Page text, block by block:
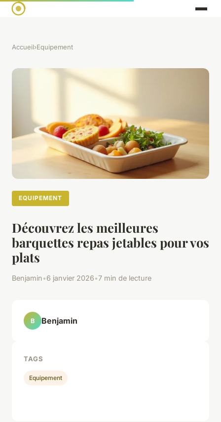
Accueil›Equipement
EQUIPEMENT
Découvrez les meilleures
barquettes repas jetables pour vos
plats
Benjamin•6 janvier 2026•7 min de lecture
B Benjamin
TAGS
Equipement